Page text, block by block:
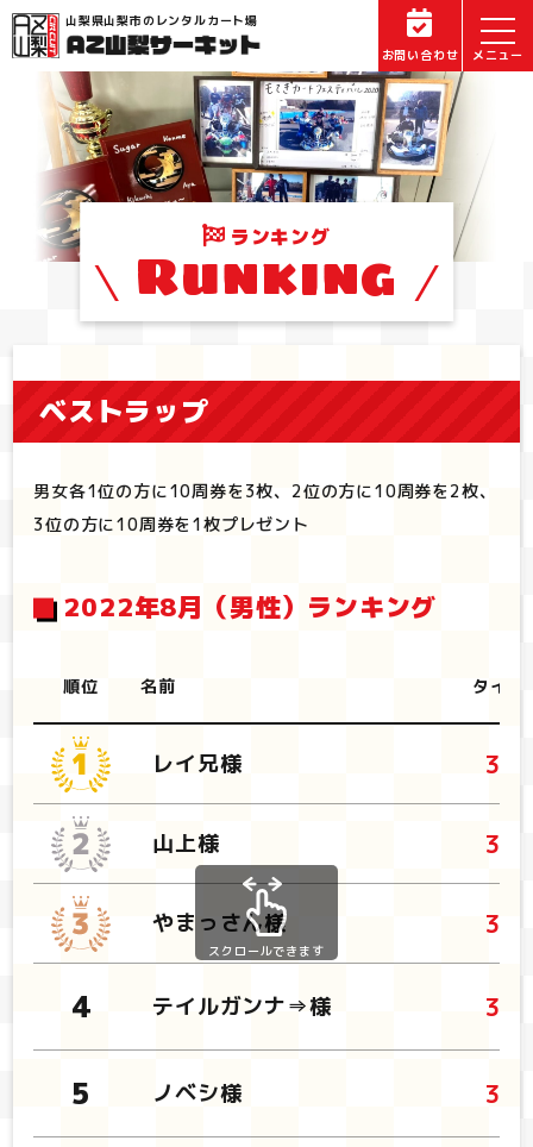
山梨県山梨市のレンタルカート場
お問い合わせ
ランキング
Runking
ベストラップ
男女各1位の方に10周券を3枚、2位の方に10周券を2枚、
3位の方に10周券を1枚プレゼント
2022年8月（男性）ランキング
順位 名前 タイム
レイ兄様
山上様
やまっさん様
テイルガンナ⇒様
ノベシ様
スクロールできます